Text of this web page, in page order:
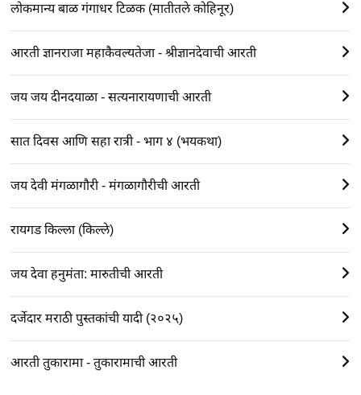
लोकमान्य बाळ गंगाधर टिळक (मातीतले कोहिनूर)
आरती ज्ञानराजा महाकैवल्यतेजा - श्रीज्ञानदेवाची आरती
जय जय दीनदयाळा - सत्यनारायणाची आरती
सात दिवस आणि सहा रात्री - भाग ४ (भयकथा)
जय देवी मंगळागौरी - मंगळागौरीची आरती
रायगड किल्ला (किल्ले)
जय देवा हनुमंता: मारुतीची आरती
दर्जेदार मराठी पुस्तकांची यादी (२०२५)
आरती तुकारामा - तुकारामाची आरती